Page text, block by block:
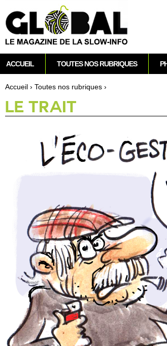
Vous êtes ici
Accueil › To­utes nos rubriques ›
LE TRAIT
M
e
n
r
ACCUEIL TOUTES NOS RUBRIQUES